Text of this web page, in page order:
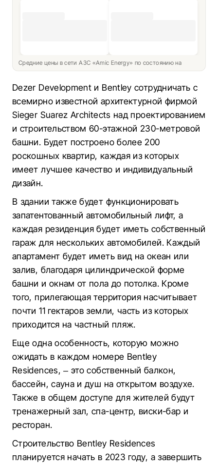
Средние цены в сети АЗС «Amic Energy» по состоянию на
Dezer Development и Bentley сотрудничать с
всемирно известной архитектурной фирмой
Sieger Suarez Architects над проектированием
и строительством 60-этажной 230-метровой
башни. Будет построено более 200
роскошных квартир, каждая из которых
имеет лучшее качество и индивидуальный
дизайн.
В здании также будет функционировать
запатентованный автомобильный лифт, а
каждая резиденция будет иметь собственный
гараж для нескольких автомобилей. Каждый
апартамент будет иметь вид на океан или
залив, благодаря цилиндрической форме
башни и окнам от пола до потолка. Кроме
того, прилегающая территория насчитывает
почти 11 гектаров земли, часть из которых
приходится на частный пляж.
Еще одна особенность, которую можно
ожидать в каждом номере Bentley
Residences, – это собственный балкон,
бассейн, сауна и душ на открытом воздухе.
Также в общем доступе для жителей будут
тренажерный зал, спа-центр, виски-бар и
ресторан.
Строительство Bentley Residences
планируется начать в 2023 году, а завершить